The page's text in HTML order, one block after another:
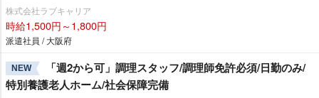
株式会社ラブキャリア
時給1,500円～1,800円
派遣社員 / 大阪府
NEW
「週2から可」調理スタッフ/調理師免許必須/日勤のみ/
特別養護老人ホーム/社会保障完備